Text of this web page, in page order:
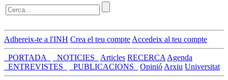
Adhereix-te a l'INH Crea el teu compte Accedeix al teu compte
_PORTADA_ _NOTICIES_ Articles RECERCA Agenda
_ENTREVISTES_
_PUBLICACIONS_ Opinió Arxiu Universitat